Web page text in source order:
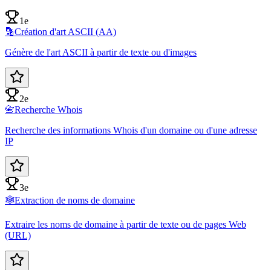
1e
🔡Création d'art ASCII (AA)
Génère de l'art ASCII à partir de texte ou d'images
2e
📇Recherche Whois
Recherche des informations Whois d'un domaine ou d'une adresse
IP
3e
🕸️Extraction de noms de domaine
Extraire les noms de domaine à partir de texte ou de pages Web
(URL)